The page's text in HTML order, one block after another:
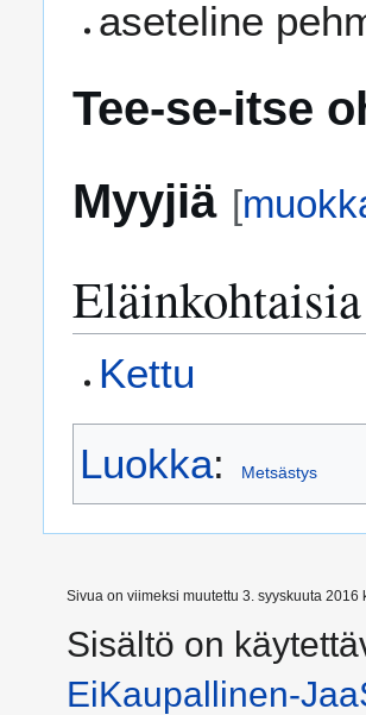
aseteline
Tee-se-itse
Myyjiä [
Kettu
Luokka: Metsästys
Sivua on viimeksi muutettu 3. syyskuuta 2016
Sisältö on
EiKaupallinen-